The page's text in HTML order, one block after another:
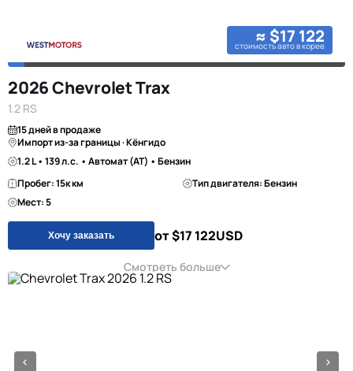
≈ $17 122
стоимость авто в корее
2026 Chevrolet Trax
1.2 RS
15 дней в продаже
Импорт из-за границы · Кёнгидо
1.2 L • 139 л.с. • Автомат (AT) • Бензин
Пробег: 15к км
Тип двигателя: Бензин
Мест: 5
Хочу заказать от $17 122USD
Смотреть больше